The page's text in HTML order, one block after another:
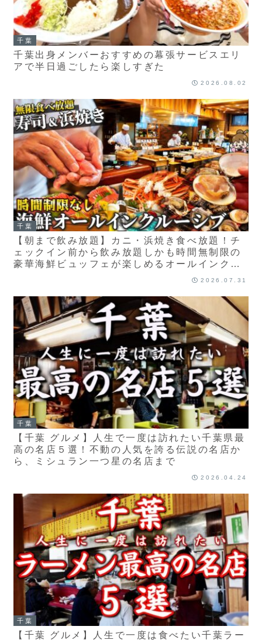
千葉
千葉出身メンバーおすすめの幕張サービスエリ
アで半日過ごしたら楽しすぎた
2026.08.02
千葉
【朝まで飲み放題】カニ・浜焼き食べ放題！チ
ェックイン前から飲み放題しかも時間無制限の
豪華海鮮ビュッフェが楽しめるオールインクル
ーシブホテル / 千葉県 たてやま温泉 千里の風
2026.07.31
千葉
【千葉 グルメ】人生で一度は訪れたい千葉県最
高の名店５選！不動の人気を誇る伝説の名店か
ら、ミシュラン一つ星の名店まで
2026.04.24
千葉
【千葉 グルメ】人生で一度は食べたい千葉ラー